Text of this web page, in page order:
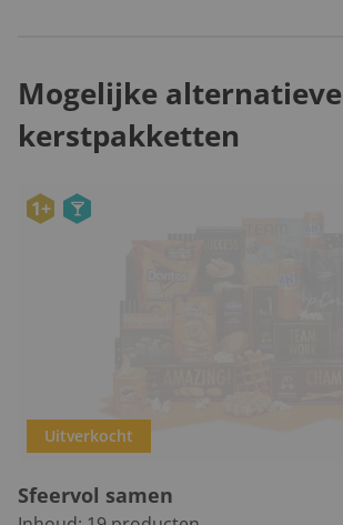
Mogelijke alternatieve
kerstpakketten
1+
Uitverkocht
Sfeervol samen